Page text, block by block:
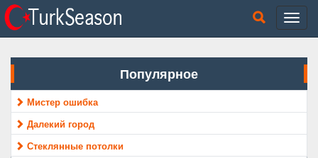
Популярное
Мистер ошибка
Далекий город
Стеклянные потолки